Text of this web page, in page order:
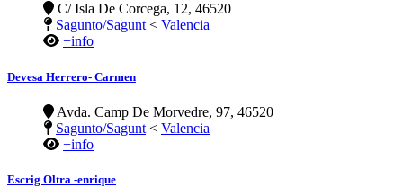
C/ Isla De Corcega, 12, 46520
Sagunto/Sagunt< Valencia
+info
Devesa Herrero- Carmen
Avda. Camp De Morvedre, 97, 46520
Sagunto/Sagunt < Valencia
+info
Escrig Oltra -enrique